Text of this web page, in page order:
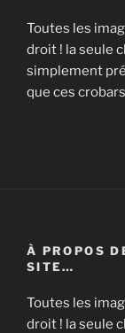
Toutes les
droit ! la seule
simplement
que ces
À PROPOS
SITE…
Toutes les
droit ! la seule